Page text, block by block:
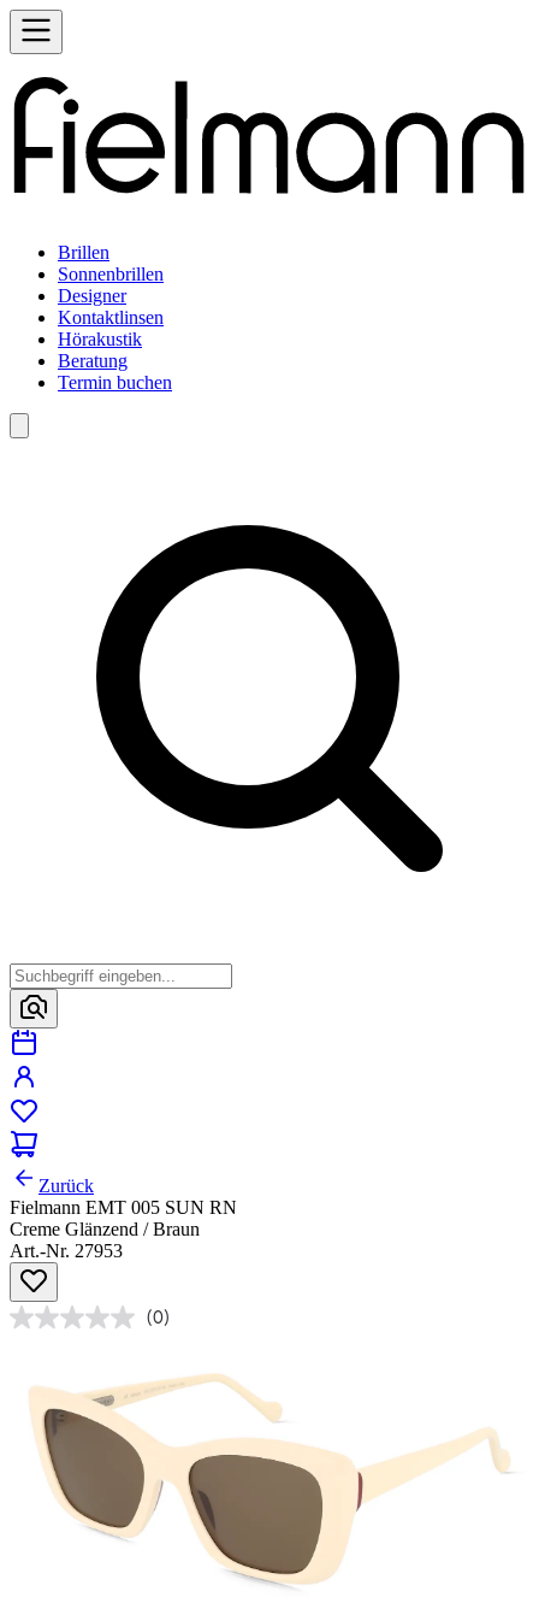
Brillen
Sonnenbrillen
Designer
Kontaktlinsen
Hörakustik
Beratung
Termin buchen
Zurück
Fielmann EMT 005 SUN RN
Creme Glänzend / Braun
Art.-Nr. 27953
(0)